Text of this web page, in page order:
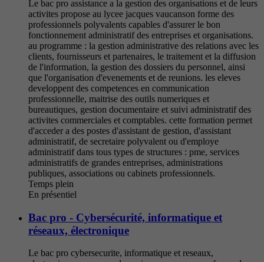
Le bac pro assistance a la gestion des organisations et de leurs
activites propose au lycee jacques vaucanson forme des
professionnels polyvalents capables d'assurer le bon
fonctionnement administratif des entreprises et organisations.
au programme : la gestion administrative des relations avec les
clients, fournisseurs et partenaires, le traitement et la diffusion
de l'information, la gestion des dossiers du personnel, ainsi
que l'organisation d'evenements et de reunions. les eleves
developpent des competences en communication
professionnelle, maitrise des outils numeriques et
bureautiques, gestion documentaire et suivi administratif des
activites commerciales et comptables. cette formation permet
d'acceder a des postes d'assistant de gestion, d'assistant
administratif, de secretaire polyvalent ou d'employe
administratif dans tous types de structures : pme, services
administratifs de grandes entreprises, administrations
publiques, associations ou cabinets professionnels.
Temps plein
En présentiel
Bac pro - Cybersécurité, informatique et
réseaux, électronique
Le bac pro cybersecurite, informatique et reseaux,